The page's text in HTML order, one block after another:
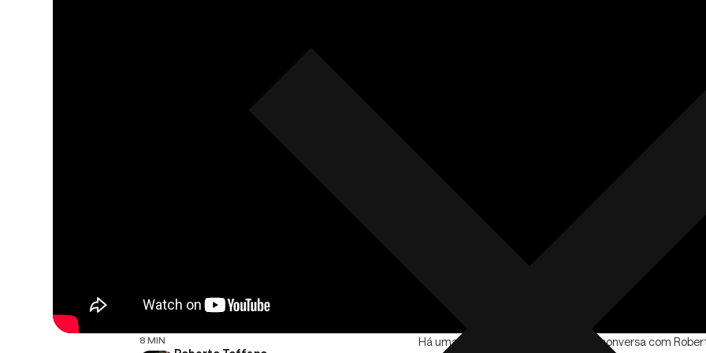
8 MIN
Há uma frase que atravessa toda a conversa com